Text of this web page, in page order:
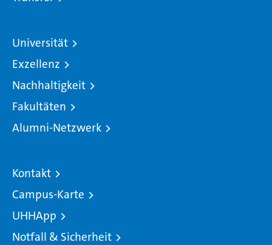
Universität
Exzellenz
Nachhaltigkeit
Fakultäten
Alumni-Netzwerk
Kontakt
Campus-Karte
UHHApp
Notfall & Sicherheit